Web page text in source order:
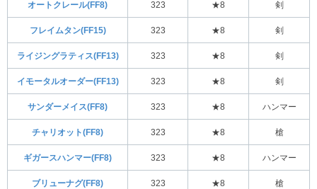
オートクレール(FF8) 323 ★8 剣
フレイムタン(FF15) 323 ★8 剣
ライジングラティス(FF13) 323 ★8 剣
イモータルオーダー(FF13) 323 ★8 剣
サンダーメイス(FF8) 323 ★8 ハンマー
チャリオット(FF8) 323 ★8 槍
ギガースハンマー(FF8) 323 ★8 ハンマー
ブリューナグ(FF8) 323 ★8 槍